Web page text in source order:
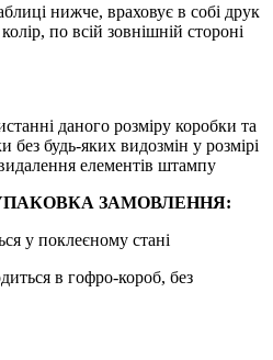
нижче, враховує в собі друк
по всій зовнішній стороні
даного розміру коробки та
без будь-яких видозмін у розмірі
елементів штампу
ЗАМОВЛЕННЯ:
у поклеєному стані
в гофро-короб, без